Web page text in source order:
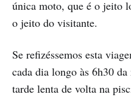
única moto, que é o jeito
o jeito do visitante.
Se refizéssemos esta
cada dia longo às 6h30
tarde lenta de volta na